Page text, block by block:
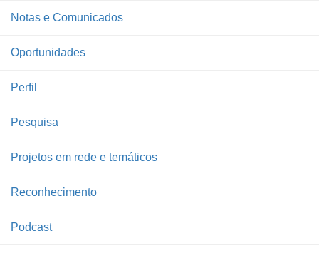
Notas e Comunicados
Oportunidades
Perfil
Pesquisa
Projetos em rede e temáticos
Reconhecimento
Podcast